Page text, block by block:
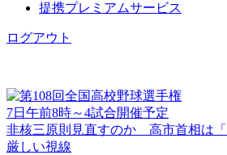
提携プレミアムサービス
ログアウト
7日午前8時～4試合開催予定
非核三原則見直すのか 高市首相は
厳しい視線